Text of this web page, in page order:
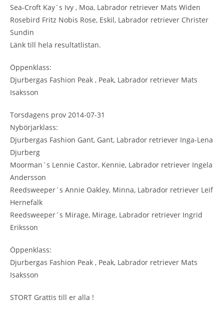
Sea-Croft Kay´s Ivy , Moa, Labrador retriever Mats Widen
Rosebird Fritz Nobis Rose, Eskil, Labrador retriever Christer
Sundin
Länk till hela resultatlistan.
Öppenklass:
Djurbergas Fashion Peak , Peak, Labrador retriever Mats
Isaksson
Torsdagens prov 2014-07-31
Nybörjarklass:
Djurbergas Fashion Gant, Gant, Labrador retriever Inga-Lena
Djurberg
Moorman´s Lennie Castor, Kennie, Labrador retriever Ingela
Andersson
Reedsweeper´s Annie Oakley, Minna, Labrador retriever Leif
Hernefalk
Reedsweeper´s Mirage, Mirage, Labrador retriever Ingrid
Eriksson
Öppenklass:
Djurbergas Fashion Peak , Peak, Labrador retriever Mats
Isaksson
STORT Grattis till er alla !